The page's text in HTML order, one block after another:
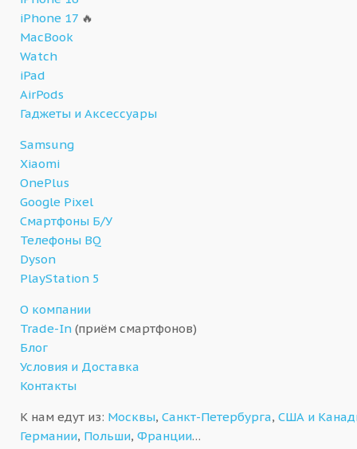
iPhone 17 🔥
MacBook
Watch
iPad
AirPods
Гаджеты и Аксессуары
Samsung
Xiaomi
OnePlus
Google Pixel
Смартфоны Б/У
Телефоны BQ
Dyson
PlayStation 5
О компании
Trade-In (приём смартфонов)
Блог
Условия и Доставка
Контакты
К нам едут из: Москвы, Санкт-Петербурга, США и
Германии, Польши, Франции…